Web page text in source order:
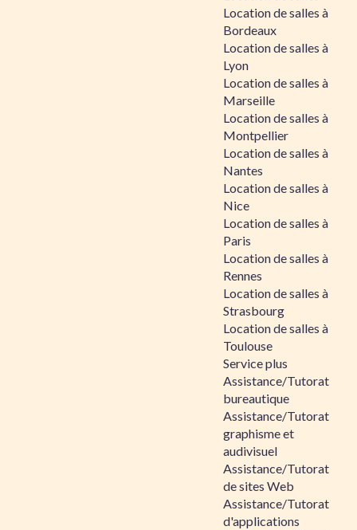
Location de salles à
Bordeaux
Location de salles à
Lyon
Location de salles à
Marseille
Location de salles à
Montpellier
Location de salles à
Nantes
Location de salles à
Nice
Location de salles à
Paris
Location de salles à
Rennes
Location de salles à
Strasbourg
Location de salles à
Toulouse
Service plus
Assistance/Tutorat
bureautique
Assistance/Tutorat
graphisme et
audivisuel
Assistance/Tutorat
de sites Web
Assistance/Tutorat
d'applications